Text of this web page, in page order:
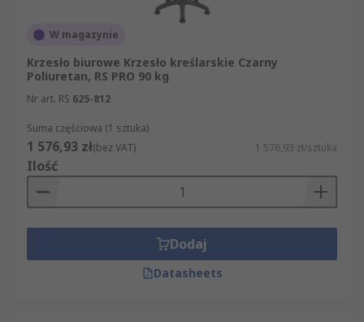
W magazynie
Krzesło biurowe Krzesło kreślarskie Czarny
Poliuretan, RS PRO 90 kg
Nr art. RS 625-812
Suma częściowa (1 sztuka)
1 576,93 zł(bez VAT) 1 576,93 zł/sztuka
Ilość
Dodaj
Datasheets